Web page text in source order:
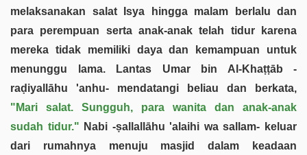
melaksanakan salat Isya hingga malam berlalu dan
para perempuan serta anak-anak telah tidur karena
mereka tidak memiliki daya dan kemampuan untuk
menunggu lama. Lantas Umar bin Al-Khaṭṭāb -
raḍiyallāhu 'anhu- mendatangi beliau dan berkata,
"Mari salat. Sungguh, para wanita dan anak-anak
sudah tidur." Nabi -ṣallallāhu 'alaihi wa sallam- keluar
dari rumahnya menuju masjid dalam keadaan